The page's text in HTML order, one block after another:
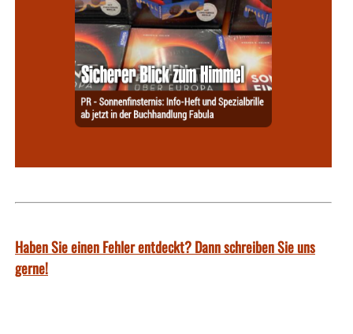
Haben Sie einen Fehler entdeckt? Dann schreiben Sie uns
gerne!